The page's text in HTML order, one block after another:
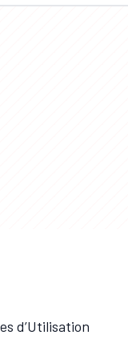
d’Utilisation